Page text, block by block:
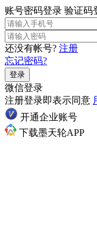
账号密码登录 验证码
还没有帐号? 注册
忘记密码?
登录
微信登录
注册登录即表示同意
开通企业账号
下载墨天轮APP